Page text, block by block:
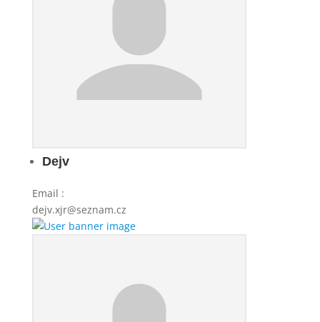
Dejv
Email :
dejv.xjr@seznam.cz